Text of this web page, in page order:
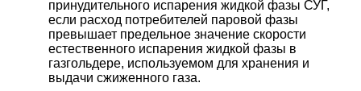
принудительного испарения жидкой фазы СУГ,
если расход потребителей паровой фазы
превышает предельное значение скорости
естественного испарения жидкой фазы в
газгольдере, используемом для хранения и
выдачи сжиженного газа.